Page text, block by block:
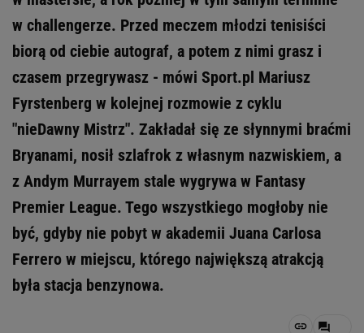
w challengerze. Przed meczem młodzi tenisiści
biorą od ciebie autograf, a potem z nimi grasz i
czasem przegrywasz - mówi Sport.pl Mariusz
Fyrstenberg w kolejnej rozmowie z cyklu
"nieDawny Mistrz". Zakładał się ze słynnymi braćmi
Bryanami, nosił szlafrok z własnym nazwiskiem, a
z Andym Murrayem stale wygrywa w Fantasy
Premier League. Tego wszystkiego mogłoby nie
być, gdyby nie pobyt w akademii Juana Carlosa
Ferrero w miejscu, którego największą atrakcją
była stacja benzynowa.